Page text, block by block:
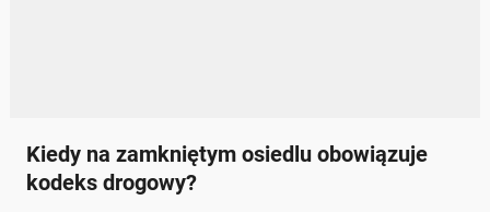
Kiedy na zamkniętym osiedlu obowiązuje
kodeks drogowy?